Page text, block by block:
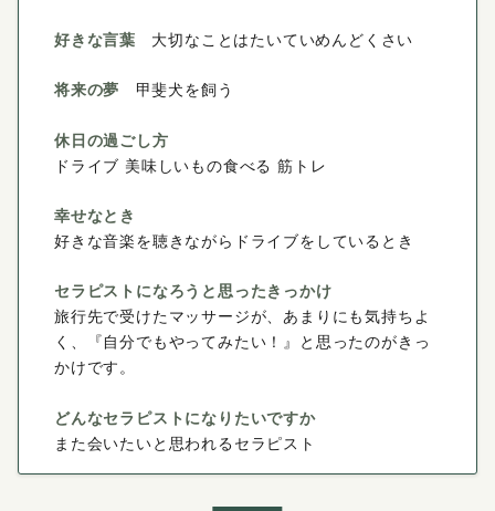
好きな言葉 大切なことはたいていめんどくさい
将来の夢 甲斐犬を飼う
休日の過ごし方
ドライブ 美味しいもの食べる 筋トレ
幸せなとき
好きな音楽を聴きながらドライブをしているとき
セラピストになろうと思ったきっかけ
旅行先で受けたマッサージが、あまりにも気持ちよ
く、『自分でもやってみたい！』と思ったのがきっ
かけです。
どんなセラピストになりたいですか
また会いたいと思われるセラピスト